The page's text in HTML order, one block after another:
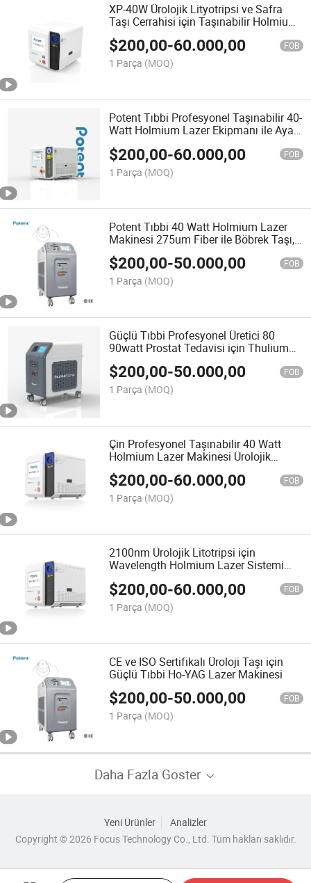
XP-40W Ürolojik Lityotripsi ve Safra
Taşı Cerrahisi için Taşınabilir Holmium
Lazer Ekipmanı
$200,00-60.000,00 FOB
1 Parça (MOQ)
Potent Tıbbi Profesyonel Taşınabilir 40-
Watt Holmium Lazer Ekipmanı ile Ayak
$200,00-60.000,00 FOB
1 Parça (MOQ)
Potent Tıbbi 40 Watt Holmium Lazer
Makinesi 275um Fiber ile Böbrek Taşı,
Üreter Taşı için
$200,00-50.000,00 FOB
1 Parça (MOQ)
Güçlü Tıbbi Profesyonel Üretici 80
90watt Prostat Tedavisi için Thulium
Holmium Lazer Ekipmanı, Lif ile
Lityotripsi
$200,00-50.000,00 FOB
1 Parça (MOQ)
Çin Profesyonel Taşınabilir 40 Watt
Holmium Lazer Makinesi Ürolojik
Litotripsi için CE, ISO Sertifikası ile
$200,00-60.000,00 FOB
1 Parça (MOQ)
2100nm Ürolojik Litotripsi için
Wavelength Holmium Lazer Sistemi
$200,00-60.000,00 FOB
1 Parça (MOQ)
CE ve ISO Sertifikalı Üroloji Taşı için
Güçlü Tıbbi Ho-YAG Lazer Makinesi
$200,00-50.000,00 FOB
1 Parça (MOQ)
Daha Fazla Göster
Yeni Ürünler
Analizler
Copyright © 2026 Focus Technology Co., Ltd. Tüm hakları saklıdır.